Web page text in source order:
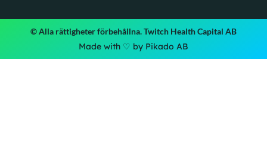
© Alla rättigheter förbehållna. Twitch Health Capital AB
Made with ♡ by Pikado AB